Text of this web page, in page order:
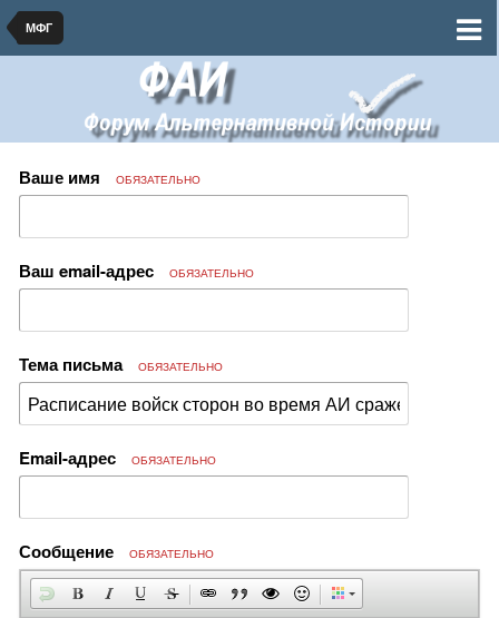
МФГ
Ваше имя ОБЯЗАТЕЛЬНО
Ваш email-адрес ОБЯЗАТЕЛЬНО
Тема письма ОБЯЗАТЕЛЬНО
Email-адрес ОБЯЗАТЕЛЬНО
Сообщение ОБЯЗАТЕЛЬНО